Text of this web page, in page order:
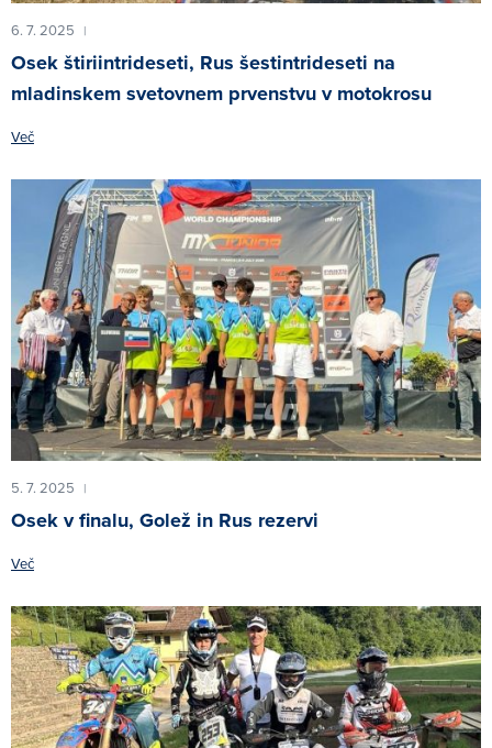
6. 7. 2025 |
Osek štiriintrideseti, Rus šestintrideseti na
mladinskem svetovnem prvenstvu v motokrosu
Več
5. 7. 2025 |
Osek v finalu, Golež in Rus rezervi
Več